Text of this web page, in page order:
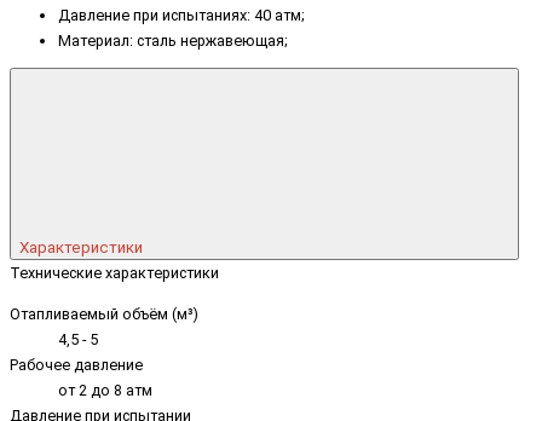
Давление при испытаниях: 40 атм;
Материал: сталь нержавеющая;
Характеристики
Технические характеристики
Отапливаемый объём (м³)
4,5 - 5
Рабочее давление
от 2 до 8 атм
Давление при испытании